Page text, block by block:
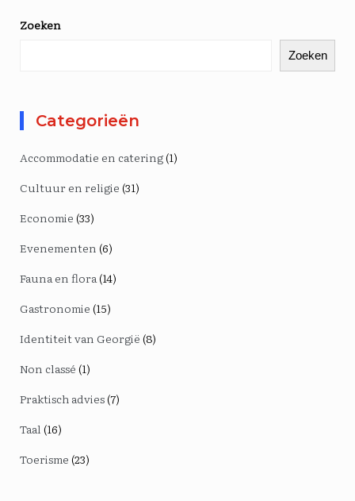
Zoeken
Zoeken
Categorieën
Accommodatie en catering(1)
Cultuur en religie (31)
Economie (33)
Evenementen (6)
Fauna en flora (14)
Gastronomie (15)
Identiteit van Georgië (8)
Non classé (1)
Praktisch advies(7)
Taal (16)
Toerisme (23)